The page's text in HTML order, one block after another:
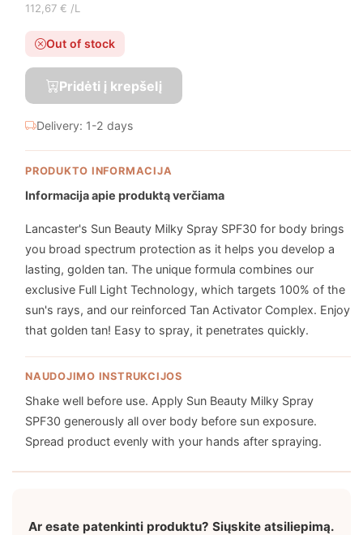
112,67 € /L
Out of stock
Pridėti į krepšelį
Delivery: 1-2 days
PRODUKTO INFORMACIJA
Informacija apie produktą verčiama
Lancaster's Sun Beauty Milky Spray SPF30 for body brings
you broad spectrum protection as it helps you develop a
lasting, golden tan. The unique formula combines our
exclusive Full Light Technology, which targets 100% of the
sun's rays, and our reinforced Tan Activator Complex. Enjoy
that golden tan! Easy to spray, it penetrates quickly.
NAUDOJIMO INSTRUKCIJOS
Shake well before use. Apply Sun Beauty Milky Spray
SPF30 generously all over body before sun exposure.
Spread product evenly with your hands after spraying.
Ar esate patenkinti produktu? Siųskite atsiliepimą.